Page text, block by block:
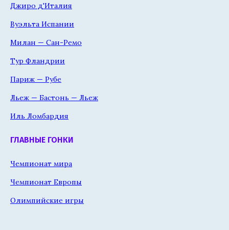
Джиро д'Италия
Вуэльта Испании
Милан — Сан-Ремо
Тур Фландрии
Париж — Рубе
Льеж — Бастонь — Льеж
Иль Ломбардия
ГЛАВНЫЕ ГОНКИ
Чемпионат мира
Чемпионат Европы
Олимпийские игры